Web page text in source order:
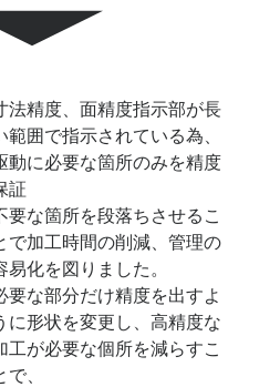
法精度、面精度指示部が長
範囲で指示されている為、
動に必要な箇所のみを精度
証
要な箇所を段落ちさせるこ
で加工時間の削減、管理の
易化を図りました。
要な部分だけ精度を出すよ
に形状を変更し、高精度な
工が必要な個所を減らすこ
で、